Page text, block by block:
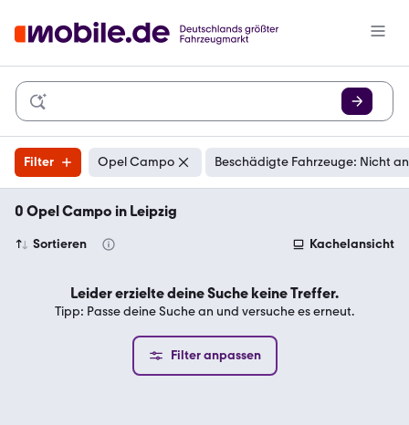
Filter Opel Campo Beschädigte Fahrzeuge: Nicht
0 Opel Campo in Leipzig
Sortieren Kachelansicht
Leider erzielte deine Suche keine Treffer.
Tipp: Passe deine Suche an und versuche es erneut.
Filter anpassen